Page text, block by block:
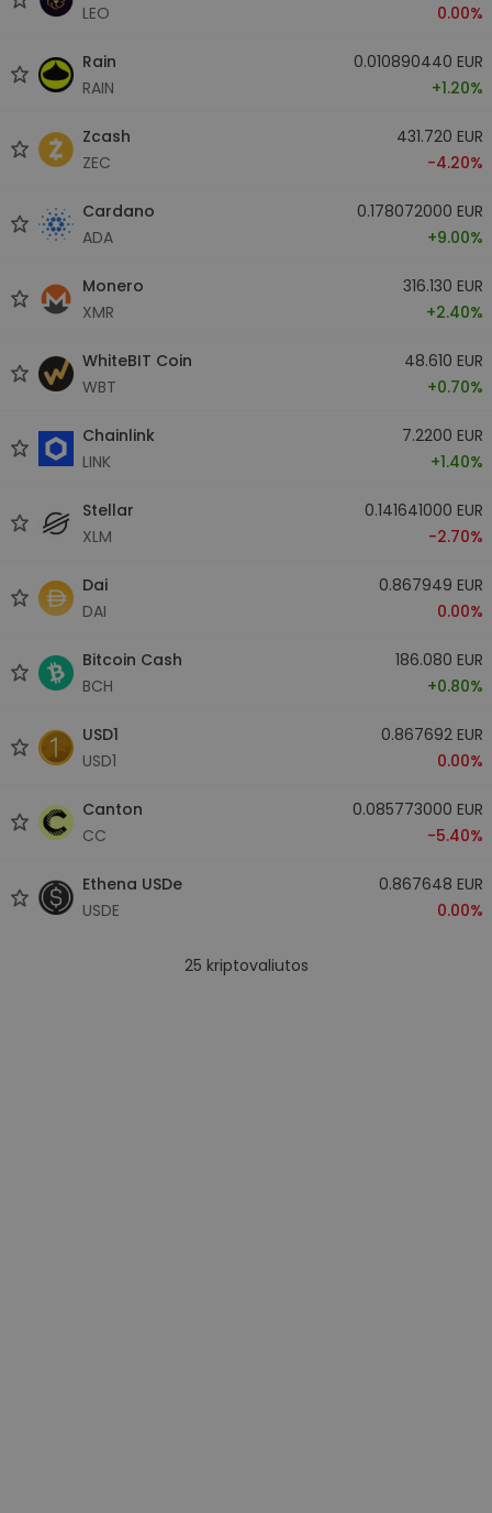
LEO
0.00%
Rain
RAIN
0.010890440 EUR
+1.20%
Zcash
ZEC
431.720 EUR
-4.20%
Cardano
ADA
0.178072000 EUR
+9.00%
Monero
XMR
316.130 EUR
+2.40%
WhiteBIT Coin
WBT
48.610 EUR
+0.70%
Chainlink
LINK
7.2200 EUR
+1.40%
Stellar
XLM
0.141641000 EUR
-2.70%
Dai
DAI
0.867949 EUR
0.00%
Bitcoin Cash
BCH
186.080 EUR
+0.80%
USD1
USD1
0.867692 EUR
0.00%
Canton
CC
0.085773000 EUR
-5.40%
Ethena USDe
USDE
0.867648 EUR
0.00%
25 kriptovaliutos